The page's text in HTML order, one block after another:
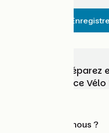
Choisissez,
vélo avec France
Qui sommes-nous ?